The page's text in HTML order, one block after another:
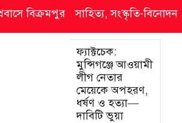
বিক্রমপুর সাহিত্য, সংস্কৃতি-বিনোদন
ফ্যাক্টচেক:
মুন্সিগঞ্জে আওয়ামী
লীগ নেতার
মেয়েকে অপহরণ,
ধর্ষণ ও হত্যা—
দাবিটি ভুয়া